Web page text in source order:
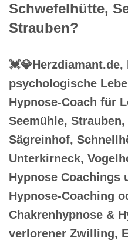
Schwefelhütte,
Strauben?
psychologische
Hypnose-Coach für
Seemühle,
Sägreinhof,
Unterkirneck,
Hypnose Coachings
Hypnose-Coaching
Chakrenhypnose &
verlorener Zwilling,